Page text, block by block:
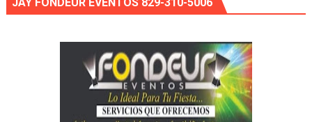
JAY FONDEUR EVENTOS 829-310-5006